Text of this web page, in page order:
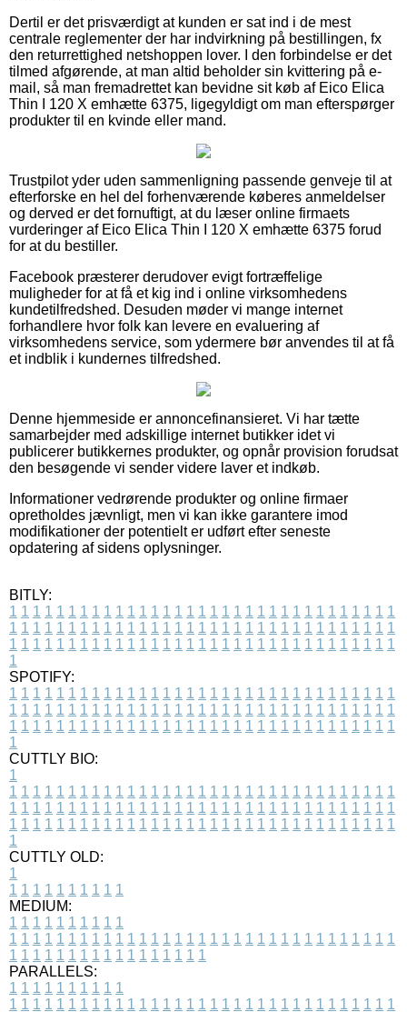
Dertil er det prisværdigt at kunden er sat ind i de mest
centrale reglementer der har indvirkning på bestillingen, fx
den returrettighed netshoppen lover. I den forbindelse er det
tilmed afgørende, at man altid beholder sin kvittering på e-
mail, så man fremadrettet kan bevidne sit køb af Eico Elica
Thin I 120 X emhætte 6375, ligegyldigt om man efterspørger
produkter til en kvinde eller mand.
Trustpilot yder uden sammenligning passende genveje til at
efterforske en hel del forhenværende køberes anmeldelser
og derved er det fornuftigt, at du læser online firmaets
vurderinger af Eico Elica Thin I 120 X emhætte 6375 forud
for at du bestiller.
Facebook præsterer derudover evigt fortræffelige
muligheder for at få et kig ind i online virksomhedens
kundetilfredshed. Desuden møder vi mange internet
forhandlere hvor folk kan levere en evaluering af
virksomhedens service, som ydermere bør anvendes til at få
et indblik i kundernes tilfredshed.
Denne hjemmeside er annoncefinansieret. Vi har tætte
samarbejder med adskillige internet butikker idet vi
publicerer butikkernes produkter, og opnår provision forudsat
den besøgende vi sender videre laver et indkøb.
Informationer vedrørende produkter og online firmaer
opretholdes jævnligt, men vi kan ikke garantere imod
modifikationer der potentielt er udført efter seneste
opdatering af sidens oplysninger.
BITLY:
1 1 1 1 1 1 1 1 1 1 1 1 1 1 1 1 1 1 1 1 1 1 1 1 1 1 1 1 1 1 1 1 1
1 1 1 1 1 1 1 1 1 1 1 1 1 1 1 1 1 1 1 1 1 1 1 1 1 1 1 1 1 1 1 1 1
1 1 1 1 1 1 1 1 1 1 1 1 1 1 1 1 1 1 1 1 1 1 1 1 1 1 1 1 1 1 1 1 1
1
SPOTIFY:
1 1 1 1 1 1 1 1 1 1 1 1 1 1 1 1 1 1 1 1 1 1 1 1 1 1 1 1 1 1 1 1 1
1 1 1 1 1 1 1 1 1 1 1 1 1 1 1 1 1 1 1 1 1 1 1 1 1 1 1 1 1 1 1 1 1
1 1 1 1 1 1 1 1 1 1 1 1 1 1 1 1 1 1 1 1 1 1 1 1 1 1 1 1 1 1 1 1 1
1
CUTTLY BIO:
1
1 1 1 1 1 1 1 1 1 1 1 1 1 1 1 1 1 1 1 1 1 1 1 1 1 1 1 1 1 1 1 1 1
1 1 1 1 1 1 1 1 1 1 1 1 1 1 1 1 1 1 1 1 1 1 1 1 1 1 1 1 1 1 1 1 1
1 1 1 1 1 1 1 1 1 1 1 1 1 1 1 1 1 1 1 1 1 1 1 1 1 1 1 1 1 1 1 1 1
1
CUTTLY OLD:
1
1 1 1 1 1 1 1 1 1 1
MEDIUM:
1 1 1 1 1 1 1 1 1 1
1 1 1 1 1 1 1 1 1 1 1 1 1 1 1 1 1 1 1 1 1 1 1 1 1 1 1 1 1 1 1 1 1
1 1 1 1 1 1 1 1 1 1 1 1 1 1 1 1 1
PARALLELS:
1 1 1 1 1 1 1 1 1 1
1 1 1 1 1 1 1 1 1 1 1 1 1 1 1 1 1 1 1 1 1 1 1 1 1 1 1 1 1 1 1 1 1